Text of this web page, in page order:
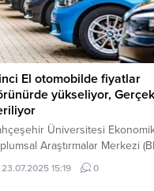
bir kredi
Türkiye’nin notunu
sosyal medya hesabından
El otomobilde fiyatlar
yükseliyor,
Üniversitesi
Araştırmalar Merkezi
verileriyle
Piyasası Görünümü”
23.07.2025 15:19 0